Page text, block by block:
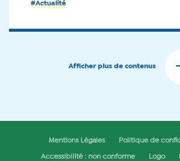
#Actualité
Afficher plus de contenus
Mentions Légales Politique de
Accessibilité : non conforme Logo